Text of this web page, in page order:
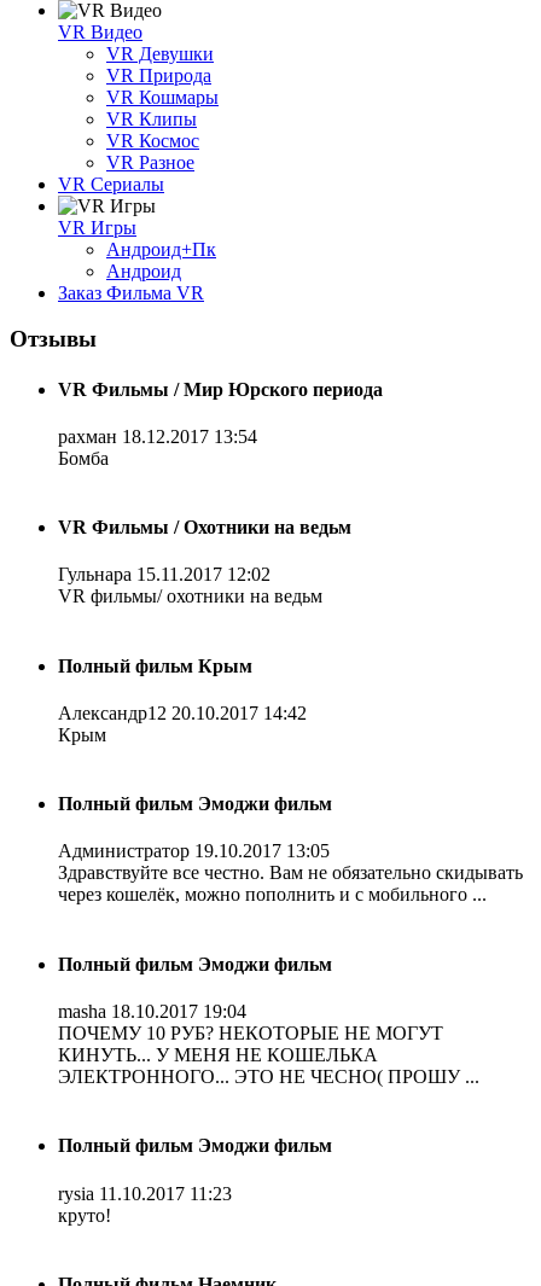
VR Видео
VR Девушки
VR Природа
VR Кошмары
VR Клипы
VR Космос
VR Разное
VR Сериалы
VR Игры
Андроид+Пк
Андроид
Заказ Фильма VR
Отзывы
VR Фильмы / Мир Юрского периода
рахман 18.12.2017 13:54
Бомба
VR Фильмы / Охотники на ведьм
Гульнара 15.11.2017 12:02
VR фильмы/ охотники на ведьм
Полный фильм Крым
Александр12 20.10.2017 14:42
Крым
Полный фильм Эмоджи фильм
Администратор 19.10.2017 13:05
Здравствуйте все честно. Вам не обязательно скидывать
через кошелёк, можно пополнить и с мобильного ...
Полный фильм Эмоджи фильм
masha 18.10.2017 19:04
ПОЧЕМУ 10 РУБ? НЕКОТОРЫЕ НЕ МОГУТ
КИНУТЬ... У МЕНЯ НЕ КОШЕЛЬКА
ЭЛЕКТРОННОГО... ЭТО НЕ ЧЕСНО( ПРОШУ ...
Полный фильм Эмоджи фильм
rysia 11.10.2017 11:23
круто!